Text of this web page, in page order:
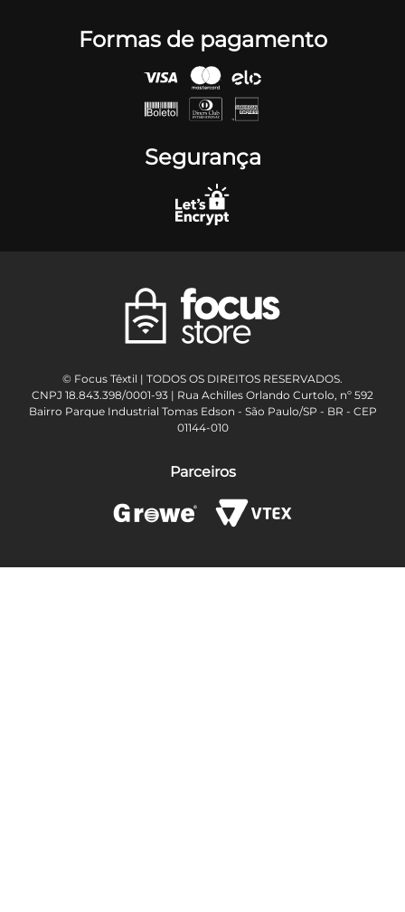
Formas de pagamento
Segurança
© Focus Têxtil | TODOS OS DIREITOS RESERVADOS.
CNPJ 18.843.398/0001-93 | Rua Achilles Orlando Curtolo, nº 592
Bairro Parque Industrial Tomas Edson - São Paulo/SP - BR - CEP
01144-010
Parceiros